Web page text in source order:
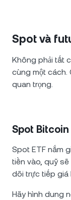
Spot và
Không phải tất
cùng một cách.
quan trọng.
Spot Bitcoin
Spot ETF nắm
tiền vào, quỹ sẽ
dõi trực tiếp giá
Hãy hình dung